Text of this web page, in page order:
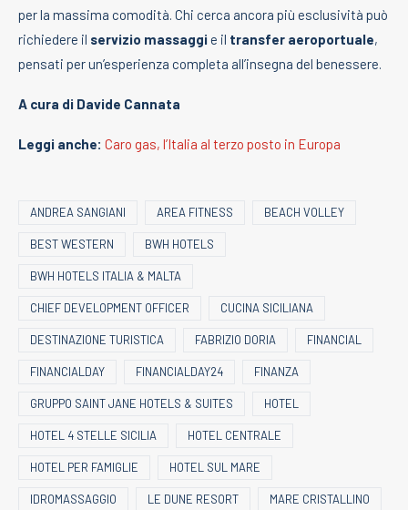
per la massima comodità. Chi cerca ancora più esclusività può
richiedere il servizio massaggie il transfer aeroportuale,
pensati per un’esperienza completa all’insegna del benessere.
A cura di Davide Cannata
Leggi anche: Caro gas, l’Italia al terzo posto in Europa
ANDREA SANGIANI AREA FITNESS BEACH VOLLEY
BEST WESTERN BWH HOTELS
BWH HOTELS ITALIA & MALTA
CHIEF DEVELOPMENT OFFICER CUCINA SICILIANA
DESTINAZIONE TURISTICA FABRIZIO DORIA FINANCIAL
FINANCIALDAY FINANCIALDAY24 FINANZA
GRUPPO SAINT JANE HOTELS & SUITES HOTEL
HOTEL 4 STELLE SICILIA HOTEL CENTRALE
HOTEL PER FAMIGLIE HOTEL SUL MARE
IDROMASSAGGIO LE DUNE RESORT MARE CRISTALLINO